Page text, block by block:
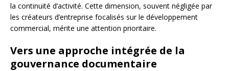
la continuité d’activité. Cette dimension, souvent négligée par
les créateurs d’entreprise focalisés sur le développement
commercial, mérite une attention prioritaire.
Vers une approche intégrée de la
gouvernance documentaire